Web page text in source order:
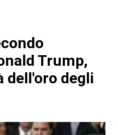
Trump,
dell'oro degli